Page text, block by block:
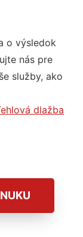
o výsledok
nás pre
služby, ako
dlažba